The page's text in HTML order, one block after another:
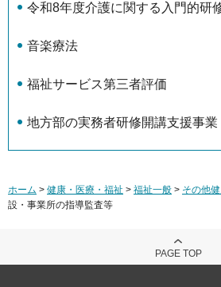
令和8年度介護に関する入門的研
音楽療法
福祉サービス第三者評価
地方部の実務者研修開講支援事業
ホーム > 健康・医療・福祉 > 福祉一般 > その他
設・事業所の指導監査等
PAGE TOP